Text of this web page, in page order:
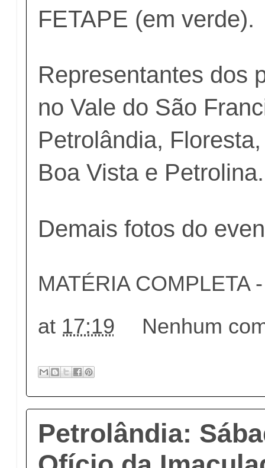
FETAPE (em verde).
Representantes dos
no Vale do São
Petrolândia,
Boa Vista e Petrolina.
Demais fotos do
MATÉRIA COMPLETA
at 17:19 Nenhum
Petrolândia: